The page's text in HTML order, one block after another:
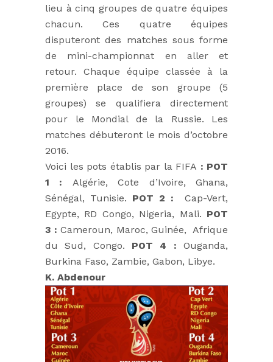
lieu à cinq groupes de quatre équipes
chacun. Ces quatre équipes
disputeront des matches sous forme
de mini-championnat en aller et
retour. Chaque équipe classée à la
première place de son groupe (5
groupes) se qualifiera directement
pour le Mondial de la Russie. Les
matches débuteront le mois d’octobre
2016.
Voici les pots établis par la FIFA : POT
1 : Algérie, Cote d’Ivoire, Ghana,
Sénégal, Tunisie. POT 2 :
Cap-Vert,
Egypte, RD Congo, Nigeria, Mali. POT
3 : Cameroun, Maroc, Guinée, Afrique
du Sud, Congo. POT 4 : Ouganda,
Burkina Faso, Zambie, Gabon, Libye.
K. Abdenour